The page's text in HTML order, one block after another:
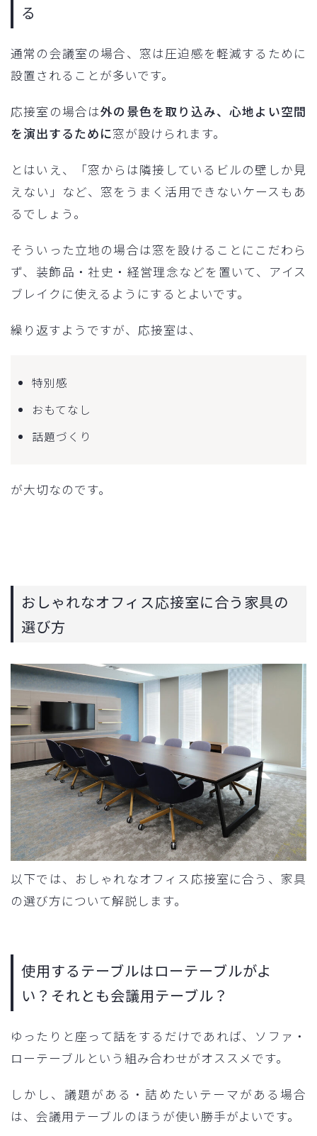
る
通常の会議室の場合、窓は圧迫感を軽減するために
設置されることが多いです。
応接室の場合は外の景色を取り込み、心地よい空間
を演出するために窓が設けられます。
とはいえ、「窓からは隣接しているビルの壁しか見
えない」など、窓をうまく活用できないケースもあ
るでしょう。
そういった立地の場合は窓を設けることにこだわら
ず、装飾品・社史・経営理念などを置いて、アイス
ブレイクに使えるようにするとよいです。
繰り返すようですが、応接室は、
特別感
おもてなし
話題づくり
が大切なのです。
おしゃれなオフィス応接室に合う家具の
選び方
以下では、おしゃれなオフィス応接室に合う、家具
の選び方について解説します。
使用するテーブルはローテーブルがよ
い？それとも会議用テーブル？
ゆったりと座って話をするだけであれば、ソファ・
ローテーブルという組み合わせがオススメです。
しかし、議題がある・詰めたいテーマがある場合
は、会議用テーブルのほうが使い勝手がよいです。